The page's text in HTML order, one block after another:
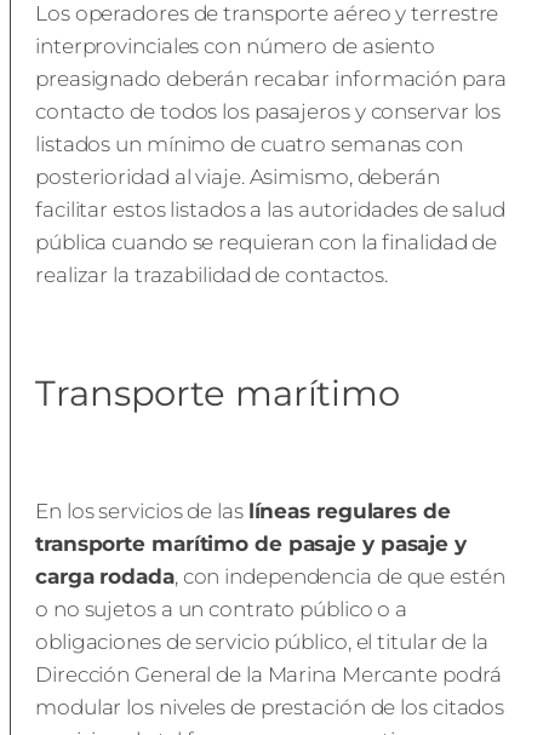
Los operadores de transporte aéreo y terrestre
interprovinciales con número de asiento
preasignado deberán recabar información para
contacto de todos los pasajeros y conservar los
listados un mínimo de cuatro semanas con
posterioridad al viaje. Asimismo, deberán
facilitar estos listados a las autoridades de salud
pública cuando se requieran con la finalidad de
realizar la trazabilidad de contactos.
Transporte marítimo
En los servicios de las líneas regulares de
transporte marítimo de pasaje y pasaje y
carga rodada, con independencia de que estén
o no sujetos a un contrato público o a
obligaciones de servicio público, el titular de la
Dirección General de la Marina Mercante podrá
modular los niveles de prestación de los citados